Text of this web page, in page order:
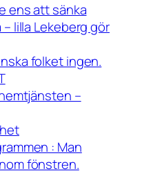
ens att sänka
lilla Lekeberg gör
folket ingen.
–
: Man
fönstren.